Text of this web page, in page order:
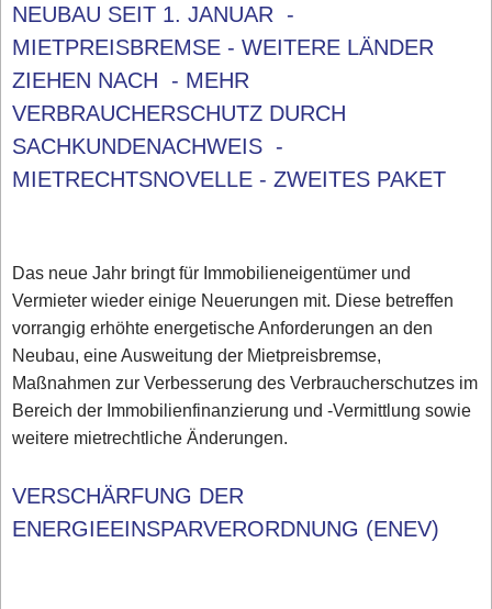
NEUBAU SEIT 1. JANUAR -
MIETPREISBREMSE - WEITERE LÄNDER
ZIEHEN NACH - MEHR
VERBRAUCHERSCHUTZ DURCH
SACHKUNDENACHWEIS -
MIETRECHTSNOVELLE - ZWEITES PAKET
Das neue Jahr bringt für Immobilieneigentümer und
Vermieter wieder einige Neuerungen mit. Diese betreffen
vorrangig erhöhte energetische Anforderungen an den
Neubau, eine Ausweitung der Mietpreisbremse,
Maßnahmen zur Verbesserung des Verbraucherschutzes im
Bereich der Immobilienfinanzierung und -Vermittlung sowie
weitere mietrechtliche Änderungen.
VERSCHÄRFUNG DER
ENERGIEEINSPARVERORDNUNG (ENEV)